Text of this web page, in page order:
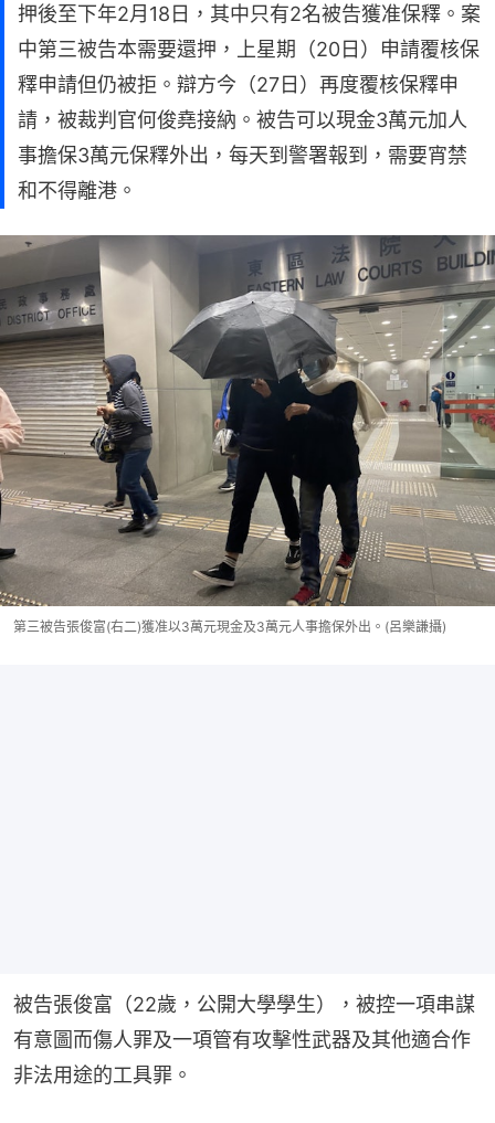
押後至下年2月18日，其中只有2名被告獲准保釋。案
中第三被告本需要還押，上星期（20日）申請覆核保
釋申請但仍被拒。辯方今（27日）再度覆核保釋申
請，被裁判官何俊堯接納。被告可以現金3萬元加人
事擔保3萬元保釋外出，每天到警署報到，需要宵禁
和不得離港。
第三被告張俊富(右二)獲准以3萬元現金及3萬元人事擔保外出。(呂樂謙攝)
被告張俊富（22歲，公開大學學生），被控一項串謀
有意圖而傷人罪及一項管有攻擊性武器及其他適合作
非法用途的工具罪。